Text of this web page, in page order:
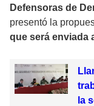
Defensoras de
presentó la
que será enviada
la